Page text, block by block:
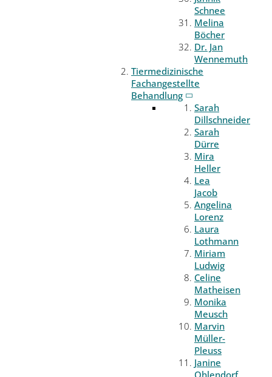
Schnee
Melina
Böcher
Dr. Jan
Wennemuth
Tiermedizinische
Fachangestellte
Behandlung
Sarah
Dillschneider
Sarah
Dürre
Mira
Heller
Lea
Jacob
Angelina
Lorenz
Laura
Lothmann
Miriam
Ludwig
Celine
Matheisen
Monika
Meusch
Marvin
Müller-
Pleuss
Janine
Ohlendorf